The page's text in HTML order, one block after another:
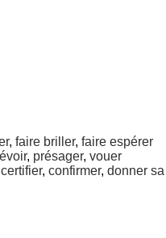
, faire briller, faire espérer
, présager, vouer
certifier, confirmer, donner sa